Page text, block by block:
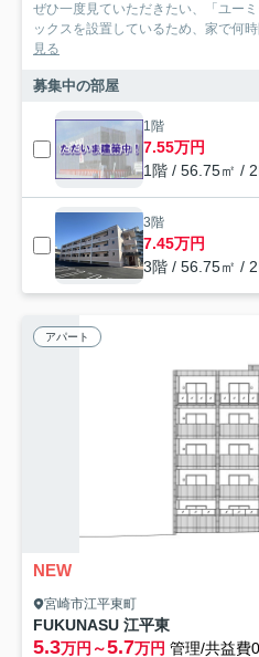
ぜひ一度見ていただきたい、「ユー
ックスを設置しているため、家で何
見る
募集中の部屋
1階
7.55万円
1階 / 56.75㎡ /
3階
7.45万円
3階 / 56.75㎡ /
アパート
NEW
宮崎市江平東町
FUKUNASU 江平東
5.3万円～5.7万円 管理/共益費